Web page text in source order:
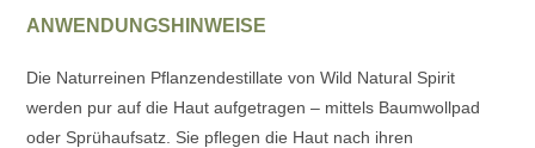
ANWENDUNGSHINWEISE
Die Naturreinen Pflanzendestillate von Wild Natural Spirit
werden pur auf die Haut aufgetragen – mittels Baumwollpad
oder Sprühaufsatz. Sie pflegen die Haut nach ihren